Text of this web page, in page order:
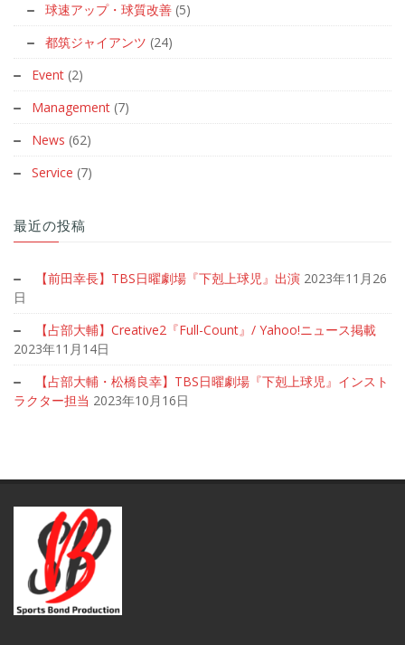
球速アップ・球質改善 (5)
都筑ジャイアンツ (24)
Event (2)
Management (7)
News (62)
Service (7)
最近の投稿
【前田幸長】TBS日曜劇場『下剋上球児』出演 2023年11月26
日
【占部大輔】Creative2『Full-Count』/ Yahoo!ニュース掲載
2023年11月14日
【占部大輔・松橋良幸】TBS日曜劇場『下剋上球児』インスト
ラクター担当 2023年10月16日